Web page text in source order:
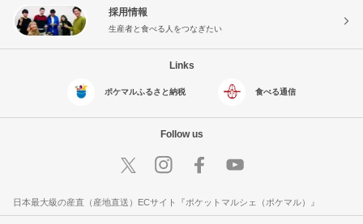
採用情報
生産者と食べる人をつなぎたい
Links
ポケマルふるさと納税 食べる通信
Follow us
日本最大級の産直（産地直送）ECサイト『ポケットマルシェ（ポケマル）』